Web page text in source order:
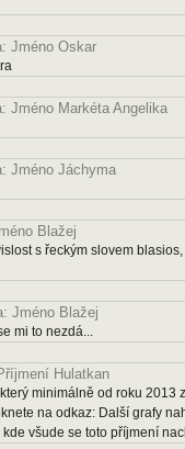
Jméno Oskar
Jméno Markéta Angelika
Jméno Jáchyma
Blažej
s řeckým slovem
Jméno Blažej
mi to nezdá...
Hulatkan
minimálně od roku 2013
na odkaz: Další grafy
všude se toto příjmení